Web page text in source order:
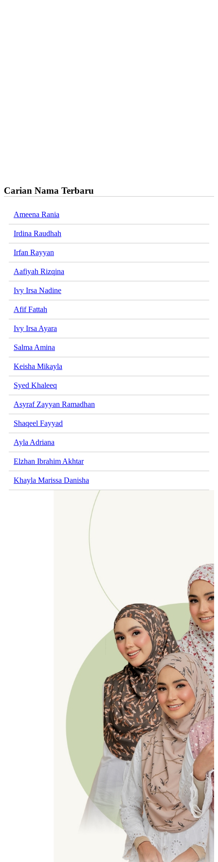
Carian Nama Terbaru
Ameena Rania
Irdina Raudhah
Irfan Rayyan
Aafiyah Rizqina
Ivy Irsa Nadine
Afif Fattah
Ivy Irsa Ayara
Salma Amina
Keisha Mikayla
Syed Khaleeq
Asyraf Zayyan Ramadhan
Shaqeel Fayyad
Ayla Adriana
Elzhan Ibrahim Akhtar
Khayla Marissa Danisha